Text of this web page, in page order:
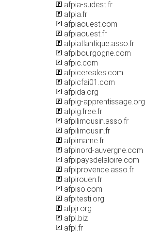
afpia-sudest.fr
afpia.fr
afpiaouest.com
afpiaouest.fr
afpiatlantique.asso.fr
afpibourgogne.com
afpic.com
afpicereales.com
afpicfai01.com
afpida.org
afpig-apprentissage.org
afpig.free.fr
afpilimousin.asso.fr
afpilimousin.fr
afpimarne.fr
afpinord-auvergne.com
afpipaysdelaloire.com
afpiprovence.asso.fr
afpirouen.fr
afpiso.com
afpitesti.org
afpjr.org
afpl.biz
afpl.fr